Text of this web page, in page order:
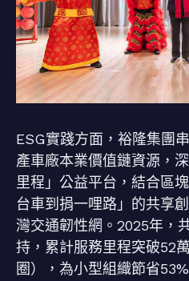
ESG實踐方面，裕隆集團
產車廠本業價值鏈資源，
里程」公益平台，結合區
台車到捐一哩路」的共享
灣交通韌性網。2025年，
持，累計服務里程突破52
圈），為小型組織節省